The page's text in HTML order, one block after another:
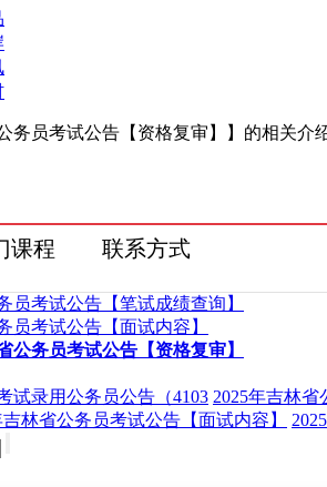
务员考试公告【资格复审】】的相关
课程 联系方式
员考试公告【笔试成绩查询】
员考试公告【面试内容】
公务员考试公告【资格复审】
试录用公务员公告（4103 2025年吉林
吉林省公务员考试公告【面试内容】